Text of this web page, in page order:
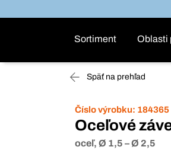
Sortiment Oblasti
Späť na prehľad
Číslo výrobku: 184365
Oceľové
oceľ, Ø 1,5 – Ø 2,5